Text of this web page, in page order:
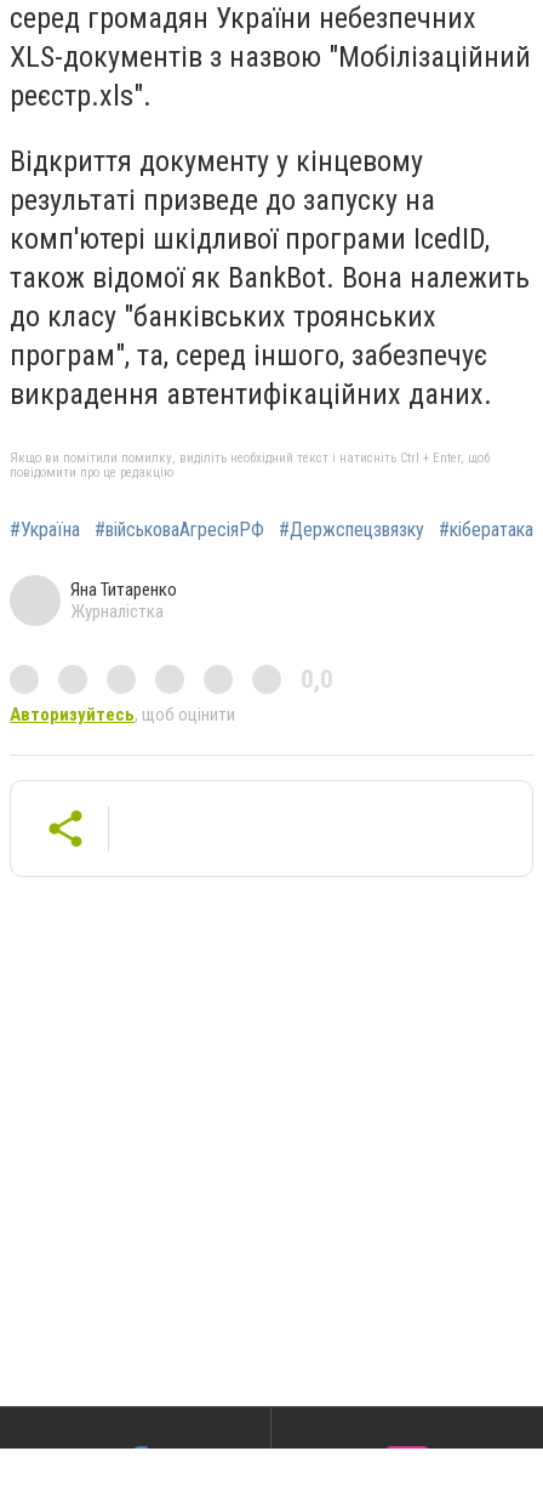
серед громадян України небезпечних
XLS-документів з назвою "Мобілізаційний
реєстр.xls".
Відкриття документу у кінцевому
результаті призведе до запуску на
комп'ютері шкідливої програми IcedID,
також відомої як BankBot. Вона належить
до класу "банківських троянських
програм", та, серед іншого, забезпечує
викрадення автентифікаційних даних.
Якщо ви помітили помилку, виділіть необхідний текст і натисніть Ctrl + Enter, щоб
повідомити про це редакцію
#Україна #військоваАгресіяРФ #Держспецзвязку #кібератака
Яна Титаренко
Журналістка
0,0
Авторизуйтесь, щоб оцінити